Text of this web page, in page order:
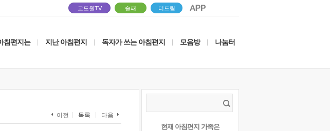
고도원TV 솔패 더드림
침편지는 지난 아침편지 독자가 쓰는 아침편지 모음방 나눔터
이전 목록 다음
현재 아침편지 가족은